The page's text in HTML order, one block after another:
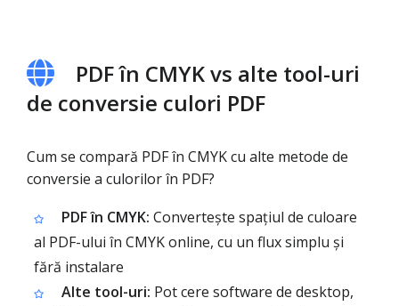
PDF în CMYK vs alte tool-uri
de conversie culori PDF
Cum se compară PDF în CMYK cu alte metode de
conversie a culorilor în PDF?
PDF în CMYK: Convertește spațiul de culoare
al PDF-ului în CMYK online, cu un flux simplu și
fără instalare
Alte tool-uri: Pot cere software de desktop,